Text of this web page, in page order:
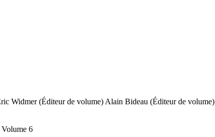
Widmer (Éditeur de volume)Alain Bideau (Éditeur de volume)
Volume 6